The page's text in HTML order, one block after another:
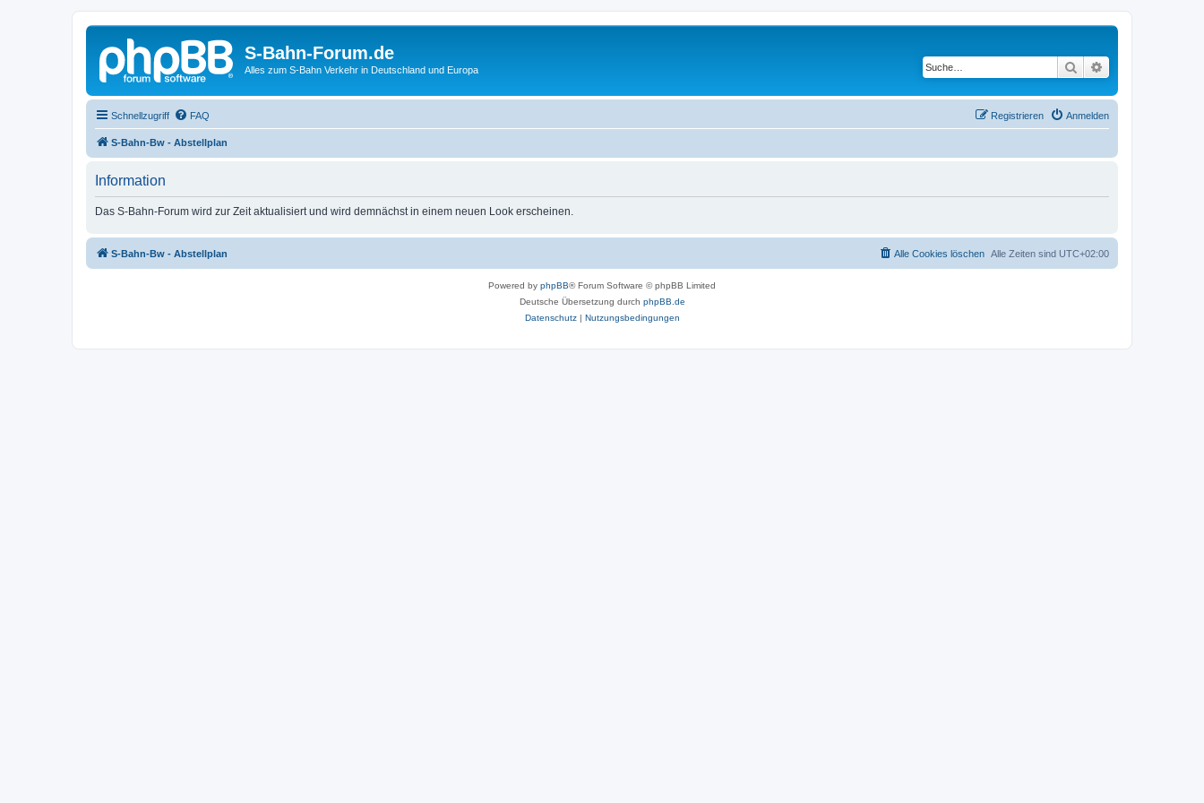
S-Bahn-Forum.de
Alles zum S-Bahn Verkehr in Deutschland und Europa Suche
Schnellzugriff FAQ Anmelden
Registrieren
S-Bahn-Bw - Abstellplan
Information
Das S-Bahn-Forum wird zur Zeit aktualisiert und wird demnächst in einem neuen Look erscheinen.
S-Bahn-Bw - Abstellplan Alle Zeiten sind UTC+02:00
Alle Cookies löschen
Powered by phpBB® Forum Software © phpBB Limited
Deutsche Übersetzung durch phpBB.de
Datenschutz| Nutzungsbedingungen